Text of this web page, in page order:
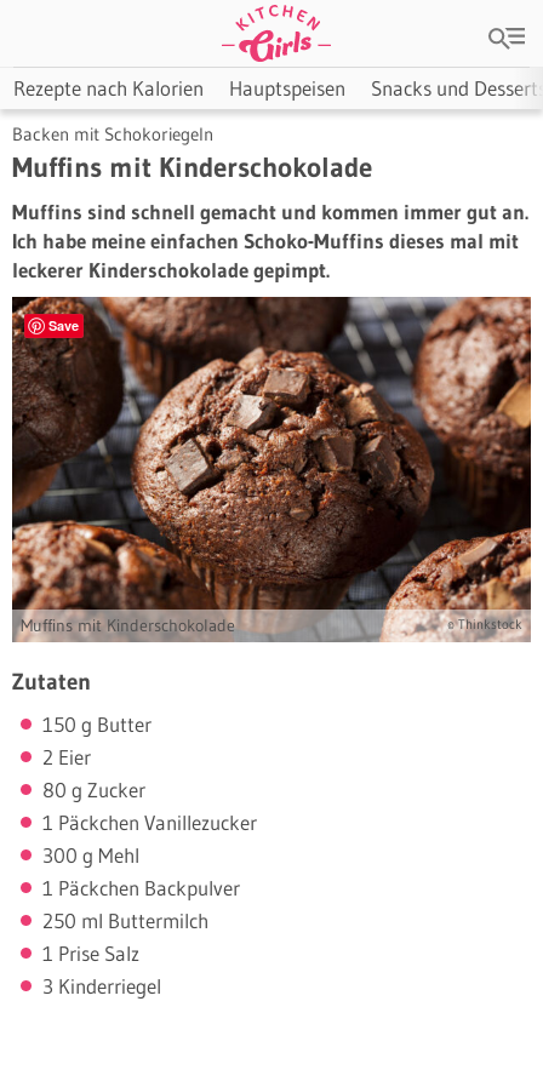
Rezepte nach Kalorien Hauptspeisen Snacks und
Backen mit Schokoriegeln
Muffins mit Kinderschokolade
Muffins sind schnell gemacht und kommen immer gut an.
Ich habe meine einfachen Schoko-Muffins dieses mal mit
leckerer Kinderschokolade gepimpt.
Save
Muffins mit Kinderschokolade © Thinkstock
Zutaten
150 g Butter
2 Eier
80 g Zucker
1 Päckchen Vanillezucker
300 g Mehl
1 Päckchen Backpulver
250 ml Buttermilch
1 Prise Salz
3 Kinderriegel